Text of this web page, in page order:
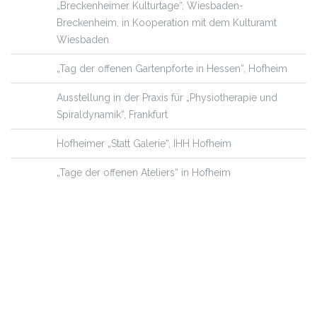
„Breckenheimer Kulturtage“, Wiesbaden-
Breckenheim, in Kooperation mit dem Kulturamt
Wiesbaden
„Tag der offenen Gartenpforte in Hessen“, Hofheim
Ausstellung in der Praxis für „Physiotherapie und
Spiraldynamik“, Frankfurt
Hofheimer „Statt Galerie“, IHH Hofheim
„Tage der offenen Ateliers“ in Hofheim